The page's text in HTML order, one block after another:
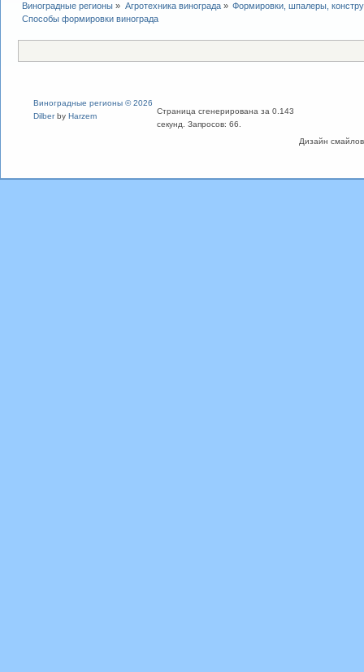
Виноградные регионы » Агротехника винограда» Формировки, шпалеры,
Способы формировки винограда
Дизайн
Виноградные регионы © 2026
Dilberby Harzem
Страница сгенерирована за 0.143
секунд. Запросов: 66.